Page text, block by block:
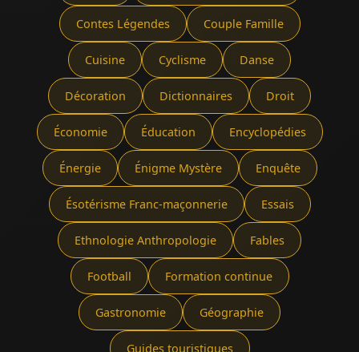
Contes Légendes Couple Famille
Cuisine Cyclisme Danse
Décoration Dictionnaires Droit
Économie Éducation Encyclopédies
Énergie Énigme Mystère Enquête
Ésotérisme Franc-maçonnerie Essais
Ethnologie Anthropologie Fables
Football Formation continue
Gastronomie Géographie
Guides touristiques